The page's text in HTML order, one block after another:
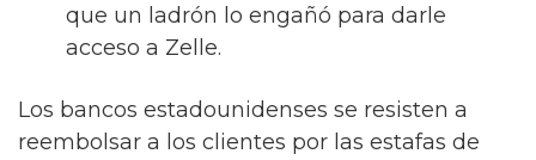
que un ladrón lo engañó para darle
acceso a Zelle.
Los bancos estadounidenses se resisten a
reembolsar a los clientes por las estafas de